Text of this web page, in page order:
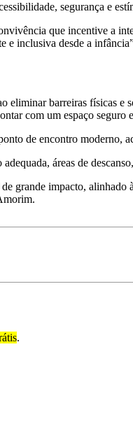
segurança e
que incentive a
e inclusiva desde a
eliminar barreiras físicas
com um espaço seguro
de encontro moderno,
áreas de
grande impacto,
.